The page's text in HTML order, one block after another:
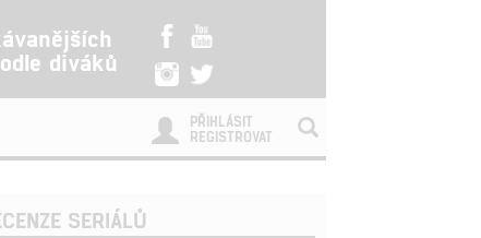
diváků
PŘIHLÁSIT
REGISTROVAT
SERIÁLŮ